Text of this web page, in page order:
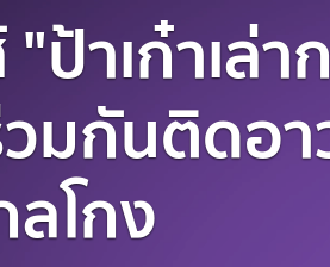
ป้าเก๋าเล่า
มกันติดอา
โกง